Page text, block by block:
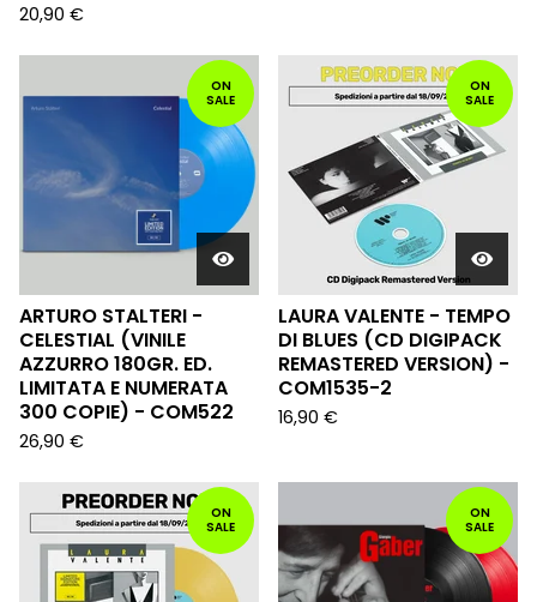
20,90 €
ON
SALE
ARTURO STALTERI -
CELESTIAL (VINILE
AZZURRO 180GR. ED.
LIMITATA E NUMERATA
300 COPIE) - COM522
26,90 €
ON
SALE
LAURA VALENTE - TEMPO
DI BLUES (CD DIGIPACK
REMASTERED VERSION) -
COM1535-2
16,90 €
ON
SALE
ON
SALE